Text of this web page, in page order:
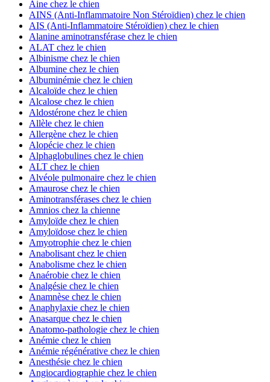
Aine chez le chien
AINS (Anti-Inflammatoire Non Stéroïdien) chez le chien
AIS (Anti-Inflammatoire Stéroïdien) chez le chien
Alanine aminotransférase chez le chien
ALAT chez le chien
Albinisme chez le chien
Albumine chez le chien
Albuminémie chez le chien
Alcaloïde chez le chien
Alcalose chez le chien
Aldostérone chez le chien
Allèle chez le chien
Allergène chez le chien
Alopécie chez le chien
Alphaglobulines chez le chien
ALT chez le chien
Alvéole pulmonaire chez le chien
Amaurose chez le chien
Aminotransférases chez le chien
Amnios chez la chienne
Amyloïde chez le chien
Amyloïdose chez le chien
Amyotrophie chez le chien
Anabolisant chez le chien
Anabolisme chez le chien
Anaérobie chez le chien
Analgésie chez le chien
Anamnèse chez le chien
Anaphylaxie chez le chien
Anasarque chez le chien
Anatomo-pathologie chez le chien
Anémie chez le chien
Anémie régénérative chez le chien
Anesthésie chez le chien
Angiocardiographie chez le chien